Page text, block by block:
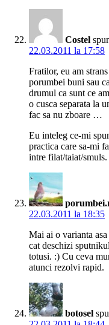
Costel
22.03.2011 la 17:58
Fratilor, eu am
porumbei buni sau
drumul ca sunt ce
o cusca separata la
fac sa nu zboare …
Eu inteleg ce-mi
practica care sa-mi
intre filat/taiat/smuls.
22.03.2011 la 18:35
Mai ai o varianta
cat deschizi
totusi. :) Cu ceva
atunci rezolvi rapid.
botosel